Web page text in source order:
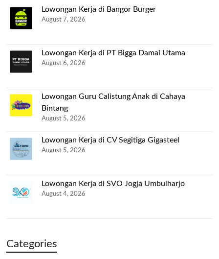
Lowongan Kerja di Bangor Burger
August 7, 2026
Lowongan Kerja di PT Bigga Damai Utama
August 6, 2026
Lowongan Guru Calistung Anak di Cahaya
Bintang
August 5, 2026
Lowongan Kerja di CV Segitiga Gigasteel
August 5, 2026
Lowongan Kerja di SVO Jogja Umbulharjo
August 4, 2026
Categories